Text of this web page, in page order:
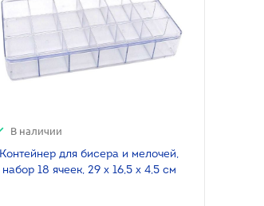
В наличии
Контейнер для бисера и мелочей,
набор 18 ячеек, 29 х 16,5 х 4,5 см